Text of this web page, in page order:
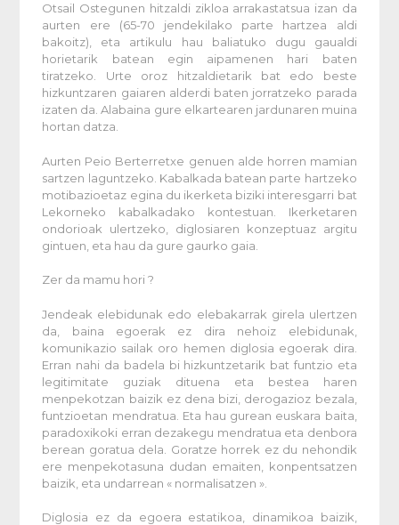
Otsail Ostegunen hitzaldi zikloa arrakastatsua izan da
aurten ere (65-70 jendekilako parte hartzea aldi
bakoitz), eta artikulu hau baliatuko dugu gaualdi
horietarik batean egin aipamenen hari baten
tiratzeko. Urte oroz hitzaldietarik bat edo beste
hizkuntzaren gaiaren alderdi baten jorratzeko parada
izaten da. Alabaina gure elkartearen jardunaren muina
hortan datza.
Aurten Peio Berterretxe genuen alde horren mamian
sartzen laguntzeko. Kabalkada batean parte hartzeko
motibazioetaz egina du ikerketa biziki interesgarri bat
Lekorneko kabalkadako kontestuan. Ikerketaren
ondorioak ulertzeko, diglosiaren konzeptuaz argitu
gintuen, eta hau da gure gaurko gaia.
Zer da mamu hori ?
Jendeak elebidunak edo elebakarrak girela ulertzen
da, baina egoerak ez dira nehoiz elebidunak,
komunikazio sailak oro hemen diglosia egoerak dira.
Erran nahi da badela bi hizkuntzetarik bat funtzio eta
legitimitate guziak dituena eta bestea haren
menpekotzan baizik ez dena bizi, derogazioz bezala,
funtzioetan mendratua. Eta hau gurean euskara baita,
paradoxikoki erran dezakegu mendratua eta denbora
berean goratua dela. Goratze horrek ez du nehondik
ere menpekotasuna dudan emaiten, konpentsatzen
baizik, eta undarrean « normalisatzen ».
Diglosia ez da egoera estatikoa, dinamikoa baizik,